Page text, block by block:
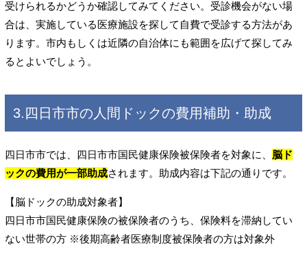
受けられるかどうか確認してみてください。受診機会がない場
合は、実施している医療施設を探して自費で受診する方法があ
ります。市内もしくは近隣の自治体にも範囲を広げて探してみ
るとよいでしょう。
3.四日市市の人間ドックの費用補助・助成
四日市市では、四日市市国民健康保険被保険者を対象に、 脳ド
ックの費用が一部助成されます。助成内容は下記の通りです。
【脳ドックの助成対象者】
四日市市国民健康保険の被保険者のうち、保険料を滞納してい
ない世帯の方 ※後期高齢者医療制度被保険者の方は対象外